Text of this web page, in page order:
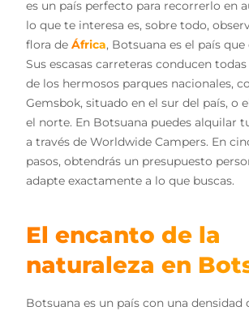
es un país perfecto para recorrerlo en
lo que te interesa es, sobre todo,
flora de África, Botsuana es el país
Sus escasas carreteras conducen
de los hermosos parques nacionales,
Gemsbok, situado en el sur del país, o
el norte. En Botsuana puedes alquilar
a través de Worldwide Campers. En
pasos, obtendrás un presupuesto
adapte exactamente a lo que buscas.
El encanto de la
naturaleza en
Botsuana es un país con una densidad